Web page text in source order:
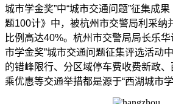
城市学金奖”中“城市交通问题”征集成
题100计》中，被杭州市交警局利采纳
比例高达40%。杭州市交警局局长乐
市学金奖”城市交通问题征集评选活动
的错峰限行、分区域停车费收费新政
乘优惠等交通举措都是源于“西湖城市学